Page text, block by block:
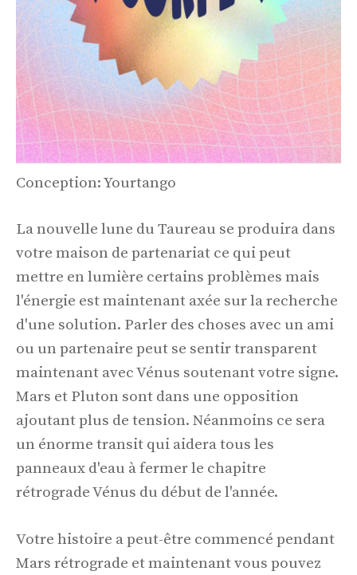
Conception: Yourtango
La nouvelle lune du Taureau se produira dans
votre maison de partenariat ce qui peut
mettre en lumière certains problèmes mais
l'énergie est maintenant axée sur la recherche
d'une solution. Parler des choses avec un ami
ou un partenaire peut se sentir transparent
maintenant avec Vénus soutenant votre signe.
Mars et Pluton sont dans une opposition
ajoutant plus de tension. Néanmoins ce sera
un énorme transit qui aidera tous les
panneaux d'eau à fermer le chapitre
rétrograde Vénus du début de l'année.
Votre histoire a peut-être commencé pendant
Mars rétrograde et maintenant vous pouvez